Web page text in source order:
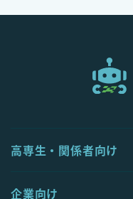
高専生・関係者向け
企業向け